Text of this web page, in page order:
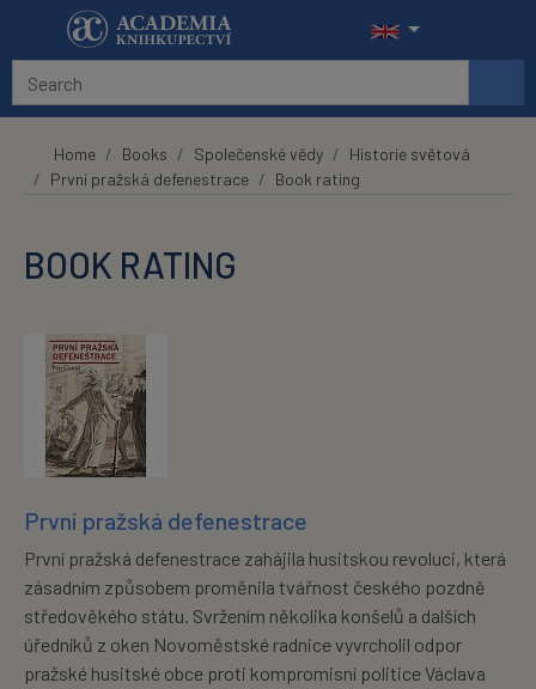
Skip to main content
Home Books Společenské vědy
Historie světová
První pražská defenestrace
Book rating
BOOK RATING
První pražská defenestrace
První pražská defenestrace zahájila husitskou revoluci, která
zásadním způsobem proměnila tvářnost českého pozdně
středověkého státu. Svržením několika konšelů a dalších
úředníků z oken Novoměstské radnice vyvrcholil odpor
pražské husitské obce proti kompromisní politice Václava